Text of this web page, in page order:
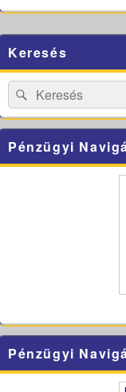
Sidebar
Widget
Area
Keresés
Search
for:
Search
Pénzügyi
Pénzügyi